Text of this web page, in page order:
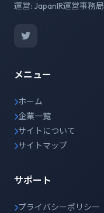
運営: JapanIR運営事務局
メニュー
ホーム
企業一覧
サイトについて
サイトマップ
サポート
プライバシーポリシー